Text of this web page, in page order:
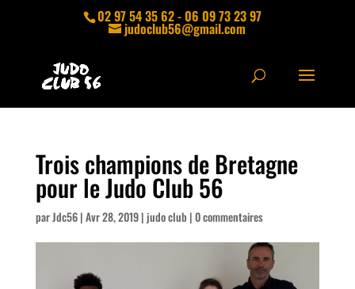
02 97 54 35 62 - 06 09 73 23 97
judoclub56@gmail.com
Trois champions de Bretagne
pour le Judo Club 56
parJdc56|Avr 28, 2019| judo club |0 commentaires